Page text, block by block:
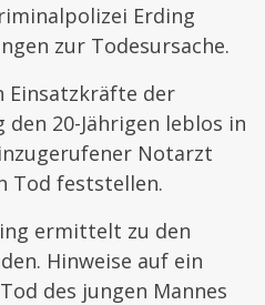
Erding
zur Todesursache.
Einsatzkräfte der
20-Jährigen leblos in
Notarzt
Tod feststellen.
ermittelt zu den
Hinweise auf ein
des jungen Mannes